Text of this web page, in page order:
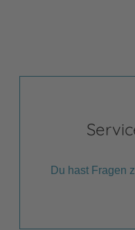
Du hast Fragen